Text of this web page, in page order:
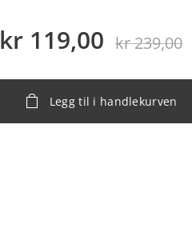
kr 119,00 kr239,00
Legg til i handlekurven